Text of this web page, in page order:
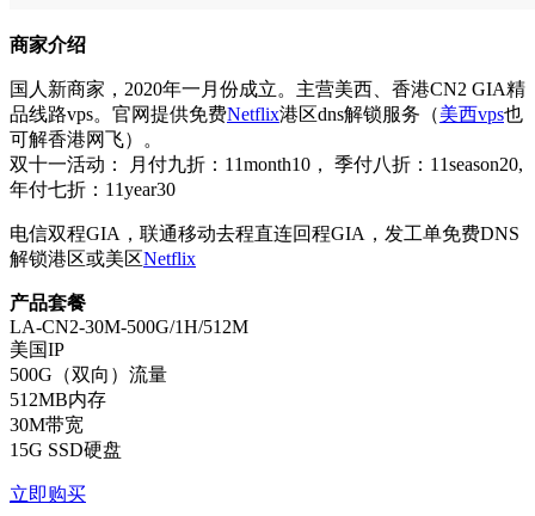
商家介绍
国人新商家，2020年一月份成立。主营美西、香港CN2 GIA精
品线路vps。官网提供免费Netflix港区dns解锁服务（美西vps也
可解香港网飞）。
双十一活动： 月付九折：11month10， 季付八折：11season20,
年付七折：11year30
电信双程GIA，联通移动去程直连回程GIA，发工单免费DNS
解锁港区或美区Netflix
产品套餐
LA-CN2-30M-500G/1H/512M
美国IP
500G（双向）流量
512MB内存
30M带宽
15G SSD硬盘
立即购买